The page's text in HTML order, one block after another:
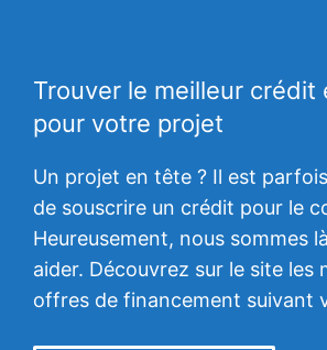
Trouver le meilleur crédit
pour votre projet
Un projet en tête ? Il est
de souscrire un crédit pour le
Heureusement, nous sommes
aider. Découvrez sur le site les
offres de financement suivant